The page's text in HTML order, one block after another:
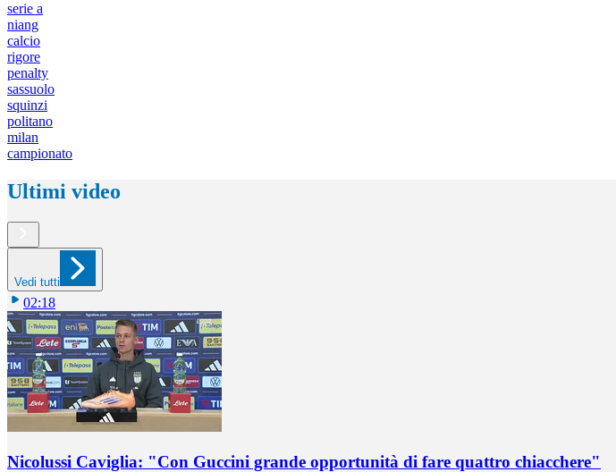
serie a
niang
calcio
rigore
penalty
sassuolo
squinzi
politano
milan
campionato
Ultimi video
Vedi tutti
02:18
Nicolussi Caviglia: "Con Guccini grande opportunità di fare quattro chiacchere"